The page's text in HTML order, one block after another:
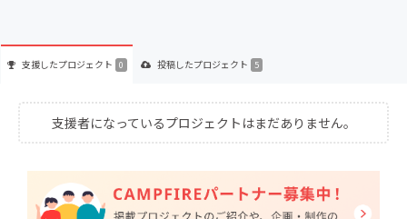
支援したプロジェクト 0 投稿したプロジェクト 5
支援者になっているプロジェクトはまだありません。